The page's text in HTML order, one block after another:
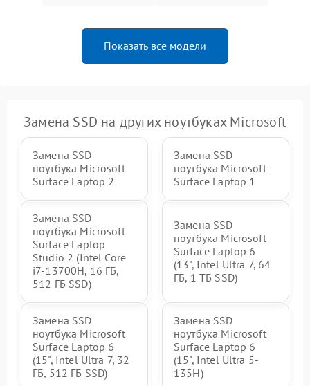
Показать все модели
Замена SSD на других ноутбуках Microsoft
Замена SSD
ноутбука Microsoft
Surface Laptop 2
Замена SSD
ноутбука Microsoft
Surface Laptop 1
Замена SSD
ноутбука Microsoft
Surface Laptop
Studio 2 (Intel Core
i7-13700H, 16 ГБ,
512 ГБ SSD)
Замена SSD
ноутбука Microsoft
Surface Laptop 6
(13", Intel Ultra 7, 64
ГБ, 1 ТБ SSD)
Замена SSD
ноутбука Microsoft
Surface Laptop 6
(15", Intel Ultra 7, 32
ГБ, 512 ГБ SSD)
Замена SSD
ноутбука Microsoft
Surface Laptop 6
(15", Intel Ultra 5-
135H)